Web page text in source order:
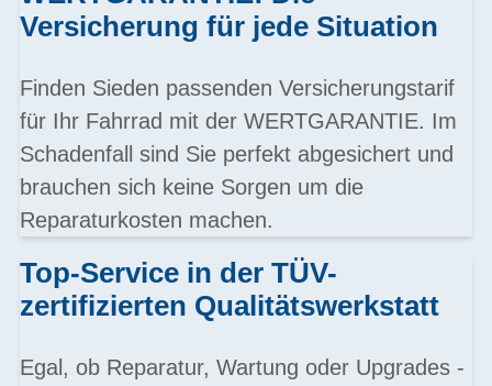
Versicherung für jede Situation
Finden Sieden passenden Versicherungstarif
für Ihr Fahrrad mit der WERTGARANTIE. Im
Schadenfall sind Sie perfekt abgesichert und
brauchen sich keine Sorgen um die
Reparaturkosten machen.
Top-Service in der TÜV-
zertifizierten Qualitätswerkstatt
Egal, ob Reparatur, Wartung oder Upgrades -